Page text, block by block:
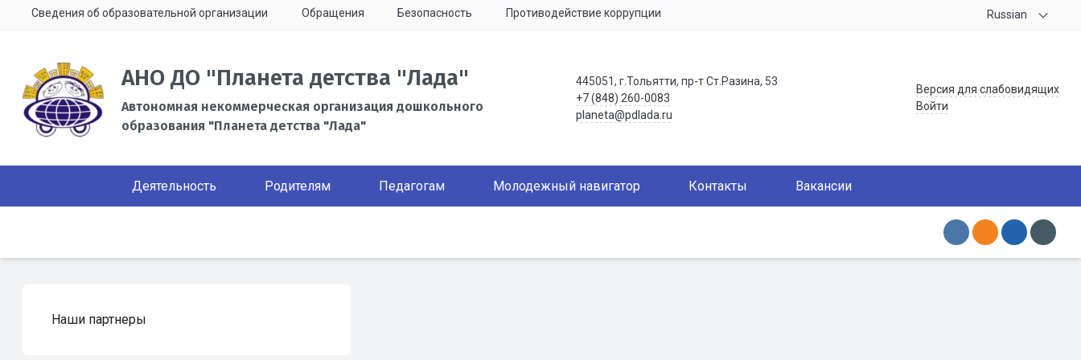
Сведения об образовательной организации Обращения Безопасность Противодействие коррупции Russian
АНО ДО "Планета детства "Лада"
Автономная некоммерческая организация дошкольного
образования "Планета детства "Лада"
445051, г.Тольятти, пр-т Ст.Разина, 53
+7 (848) 260-0083
planeta@pdlada.ru
Версия для слабовидящих
Войти
Деятельность Родителям Педагогам Молодежный навигатор Контакты Вакансии
Наши партнеры